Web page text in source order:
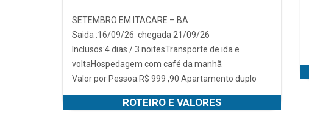
SETEMBRO EM ITACARE – BA
Saida :16/09/26 chegada 21/09/26
Inclusos:4 dias / 3 noitesTransporte de ida e
voltaHospedagem com café da manhã
Valor por Pessoa:R$ 999 ,90 Apartamento duplo
ROTEIRO E VALORES